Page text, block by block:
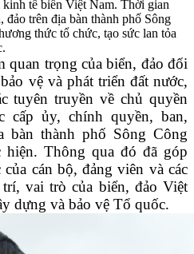
tế biển Việt Nam. Thời gian
đảo trên địa bàn thành phố Sông
thức tổ chức, tạo sức lan tỏa
quan trọng của biển, đảo đối
vệ và phát triển đất nước,
tuyên truyền về chủ quyền
cấp ủy, chính quyền, ban,
bàn thành phố Sông Công
hiện. Thông qua đó đã góp
cán bộ, đảng viên và các
vai trò của biển, đảo Việt
dựng và bảo vệ Tổ quốc.